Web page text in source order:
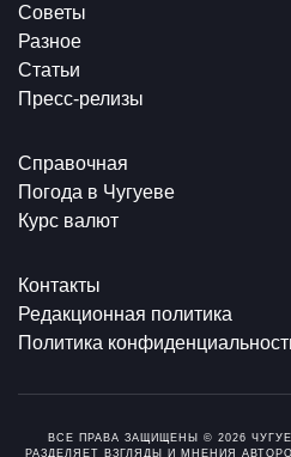
Советы
Разное
Статьи
Пресс-релизы
Справочная
Погода в Чугуеве
Курс валют
Контакты
Редакционная политика
Политика
ВСЕ ПРАВА ЗАЩИЩЕНЫ © 2026
РАЗДЕЛЯЕТ ВЗГЛЯДЫ И МНЕНИЯ